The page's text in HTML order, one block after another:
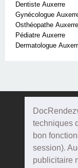
techniques
bon
session).
publicitaire
Dentiste Auxerre
Gynécologue
Osthéopathe Auxerre
Pédiatre Auxerre
Dermatologue